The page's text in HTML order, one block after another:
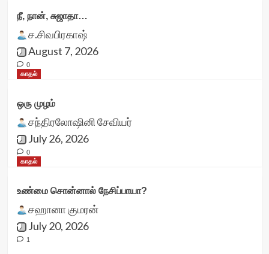
நீ, நான், சுஜாதா…
ச.சிவபிரகாஷ்
August 7, 2026
0
காதல்
ஒரு முழம்
சந்திரலோஷினி சேவியர்
July 26, 2026
0
காதல்
உண்மை சொன்னால் நேசிப்பாயா?
சஹானா குமரன்
July 20, 2026
1